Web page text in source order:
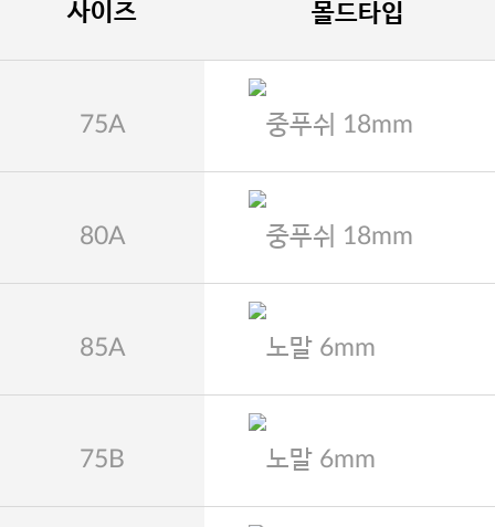
사이즈 몰드타입
75A 중푸쉬 18mm
80A 중푸쉬 18mm
85A 노말 6mm
75B 노말 6mm